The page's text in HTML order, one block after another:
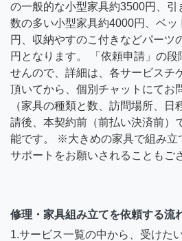
の一般的な小型家具約3500円、引
数の多い小型家具約4000円、ベ
円、収納やすのこ付きなどパーツ
円となります。 「依頼申請」の段
せんので、詳細は、各サービスチ
頂いてから、個別チャットにてお
（家具の種類と数、訪問場所、
請後、本契約前（前払い決済前）
能です。 ※大きめの家具で組み立
サポートをお願いされることもご
修理・家具組み立てを依頼する流
1.サービス一覧の中から、受けた